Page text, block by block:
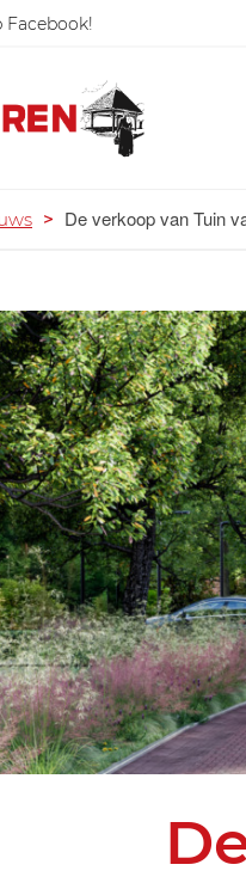
Facebook!
> De verkoop van Tuin